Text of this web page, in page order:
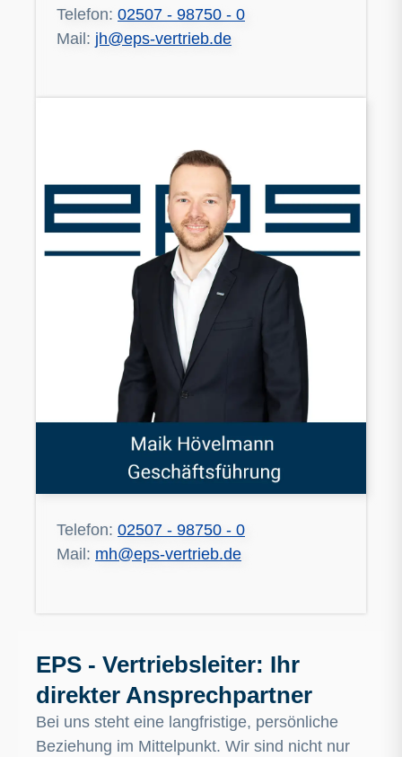
Telefon: 02507 - 98750 - 0
Mail: jh@eps-vertrieb.de
Telefon: 02507 - 98750 - 0
Mail: mh@eps-vertrieb.de
EPS - Vertriebsleiter: Ihr
direkter Ansprechpartner
Bei uns steht eine langfristige, persönliche
Beziehung im Mittelpunkt. Wir sind nicht nur